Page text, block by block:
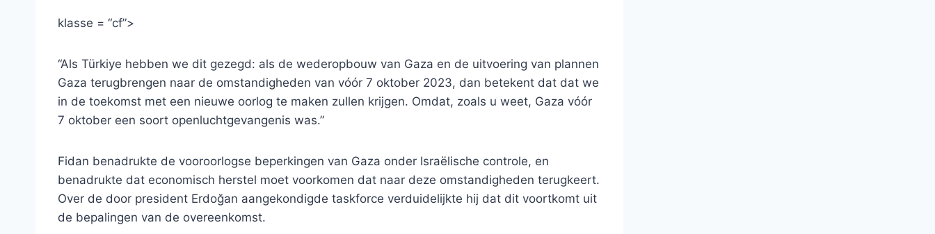
klasse = “cf”>
“Als Türkiye hebben we dit gezegd: als de wederopbouw van Gaza en de uitvoering van plannen
Gaza terugbrengen naar de omstandigheden van vóór 7 oktober 2023, dan betekent dat dat we
in de toekomst met een nieuwe oorlog te maken zullen krijgen. Omdat, zoals u weet, Gaza vóór
7 oktober een soort openluchtgevangenis was.”
Fidan benadrukte de vooroorlogse beperkingen van Gaza onder Israëlische controle, en
benadrukte dat economisch herstel moet voorkomen dat naar deze omstandigheden terugkeert.
Over de door president Erdoğan aangekondigde taskforce verduidelijkte hij dat dit voortkomt uit
de bepalingen van de overeenkomst.